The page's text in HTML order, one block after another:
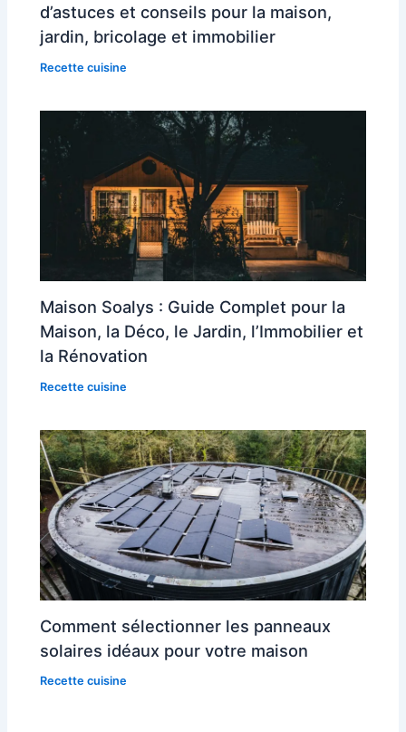
d’astuces et conseils pour la maison,
jardin, bricolage et immobilier
Recette cuisine
Maison Soalys : Guide Complet pour la
Maison, la Déco, le Jardin, l’Immobilier et
la Rénovation
Recette cuisine
Comment sélectionner les panneaux
solaires idéaux pour votre maison
Recette cuisine